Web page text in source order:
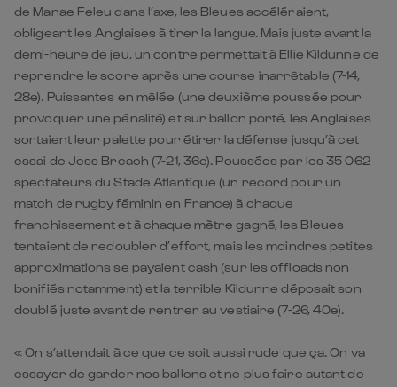
de Manae Feleu dans l’axe, les Bleues accéléraient,
obligeant les Anglaises à tirer la langue. Mais juste avant la
demi-heure de jeu, un contre permettait à Ellie Kildunne de
reprendre le score après une course inarrêtable (7-14,
28e). Puissantes en mêlée (une deuxième poussée pour
provoquer une pénalité) et sur ballon porté, les Anglaises
sortaient leur palette pour étirer la défense jusqu’à cet
essai de Jess Breach (7-21, 36e). Poussées par les 35 062
spectateurs du Stade Atlantique (un record pour un
match de rugby féminin en France) à chaque
franchissement et à chaque mètre gagné, les Bleues
tentaient de redoubler d’effort, mais les moindres petites
approximations se payaient cash (sur les offloads non
bonifiés notamment) et la terrible Kildunne déposait son
doublé juste avant de rentrer au vestiaire (7-26, 40e).
« On s’attendait à ce que ce soit aussi rude que ça. On va
essayer de garder nos ballons et ne plus faire autant de